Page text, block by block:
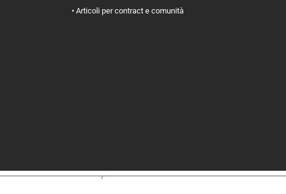
• Articoli per contract e comunità